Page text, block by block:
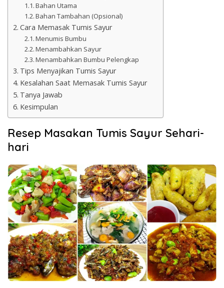
Bahan Utama
Bahan Tambahan (Opsional)
Cara Memasak Tumis Sayur
Menumis Bumbu
Menambahkan Sayur
Menambahkan Bumbu Pelengkap
Tips Menyajikan Tumis Sayur
Kesalahan Saat Memasak Tumis Sayur
Tanya Jawab
Kesimpulan
Resep Masakan Tumis Sayur Sehari-
hari